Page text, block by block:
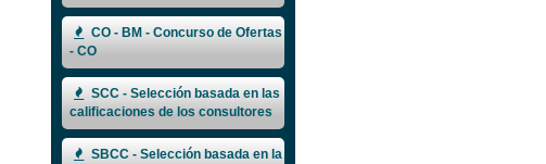
CO - BM - Concurso de Ofertas
- CO
SCC - Selección basada en las
calificaciones de los consultores
SBCC - Selección basada en la